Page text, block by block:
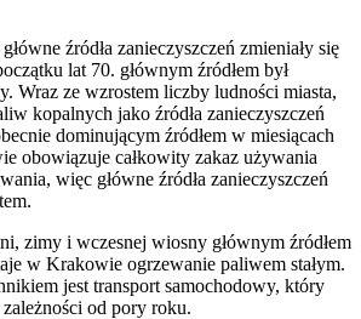
źródła zanieczyszczeń zmieniały się
lat 70. głównym źródłem był
Wraz ze wzrostem liczby ludności miasta,
kopalnych jako źródła zanieczyszczeń
dominującym źródłem w miesiącach
obowiązuje całkowity zakaz używania
więc główne źródła zanieczyszczeń
zimy i wczesnej wiosny głównym źródłem
w Krakowie ogrzewanie paliwem stałym.
jest transport samochodowy, który
od pory roku.